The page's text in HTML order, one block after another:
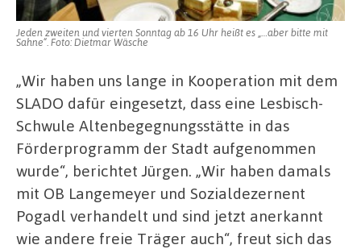
Jeden zweiten und vierten Sonntag ab 16 Uhr heißt es „…aber bitte mit
Sahne“. Foto: Dietmar Wäsche
„Wir haben uns lange in Kooperation mit dem
SLADO dafür eingesetzt, dass eine Lesbisch-
Schwule Altenbegegnungsstätte in das
Förderprogramm der Stadt aufgenommen
wurde“, berichtet Jürgen. „Wir haben damals
mit OB Langemeyer und Sozialdezernent
Pogadl verhandelt und sind jetzt anerkannt
wie andere freie Träger auch“, freut sich das